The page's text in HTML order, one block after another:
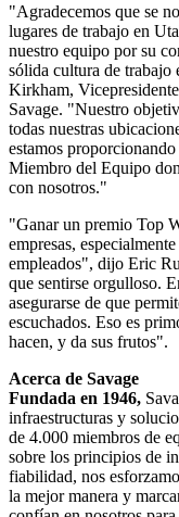
"Agradecemos que se
lugares de trabajo en
nuestro equipo por su
sólida cultura de
Kirkham,
Savage. "Nuestro
todas nuestras
estamos
Miembro del Equipo
con nosotros."
"Ganar un premio Top
empresas,
empleados", dijo Eric
que sentirse orgulloso.
asegurarse de que
escuchados. Eso es
hacen, y da sus frutos".
Acerca de Savage
Fundada en 1946,
infraestructuras y
de 4.000 miembros de
sobre los principios de
fiabilidad, nos
la mejor manera y